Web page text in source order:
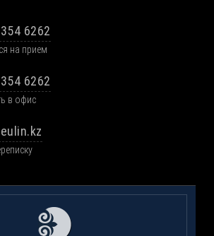
6262
на прием
6262
в офис